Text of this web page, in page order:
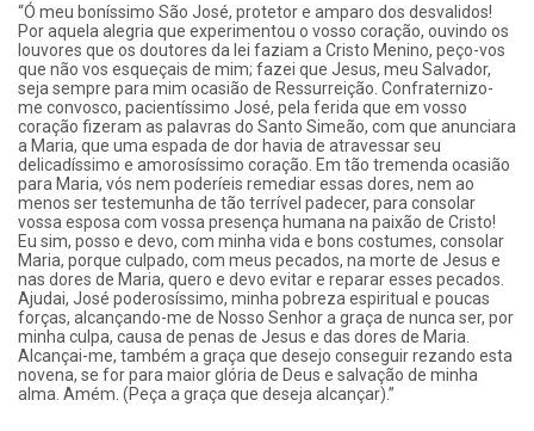
“Ó meu boníssimo São José, protetor e amparo dos desvalidos!
Por aquela alegria que experimentou o vosso coração, ouvindo os
louvores que os doutores da lei faziam a Cristo Menino, peço-vos
que não vos esqueçais de mim; fazei que Jesus, meu Salvador,
seja sempre para mim ocasião de Ressurreição. Confraternizo-
me convosco, pacientíssimo José, pela ferida que em vosso
coração fizeram as palavras do Santo Simeão, com que anunciara
a Maria, que uma espada de dor havia de atravessar seu
delicadíssimo e amorosíssimo coração. Em tão tremenda ocasião
para Maria, vós nem poderíeis remediar essas dores, nem ao
menos ser testemunha de tão terrível padecer, para consolar
vossa esposa com vossa presença humana na paixão de Cristo!
Eu sim, posso e devo, com minha vida e bons costumes, consolar
Maria, porque culpado, com meus pecados, na morte de Jesus e
nas dores de Maria, quero e devo evitar e reparar esses pecados.
Ajudai, José poderosíssimo, minha pobreza espiritual e poucas
forças, alcançando-me de Nosso Senhor a graça de nunca ser, por
minha culpa, causa de penas de Jesus e das dores de Maria.
Alcançai-me, também a graça que desejo conseguir rezando esta
novena, se for para maior glória de Deus e salvação de minha
alma. Amém. (Peça a graça que deseja alcançar).”